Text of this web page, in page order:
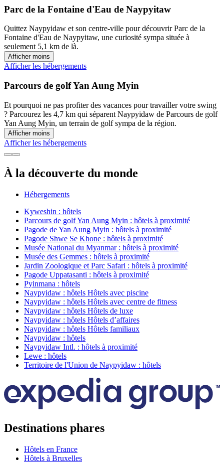
Parc de la Fontaine d'Eau de Naypyitaw
Quittez Naypyidaw et son centre-ville pour découvrir Parc de la
Fontaine d'Eau de Naypyitaw, une curiosité sympa située à
seulement 5,1 km de là.
Afficher moins
Afficher les hébergements
Parcours de golf Yan Aung Myin
Et pourquoi ne pas profiter des vacances pour travailler votre swing
? Parcourez les 4,7 km qui séparent Naypyidaw de Parcours de golf
Yan Aung Myin, un terrain de golf sympa de la région.
Afficher moins
Afficher les hébergements
À la découverte du monde
Hébergements
Kyweshin : hôtels
Parcours de golf Yan Aung Myin : hôtels à proximité
Pagode de Yan Aung Myin : hôtels à proximité
Pagode Shwe Se Khone : hôtels à proximité
Musée National du Myanmar : hôtels à proximité
Musée des Gemmes : hôtels à proximité
Jardin Zoologique et Parc Safari : hôtels à proximité
Pagode Uppatasanti : hôtels à proximité
Pyinmana : hôtels
Naypyidaw : hôtels Hôtels avec piscine
Naypyidaw : hôtels Hôtels avec centre de fitness
Naypyidaw : hôtels Hôtels de luxe
Naypyidaw : hôtels Hôtels d’affaires
Naypyidaw : hôtels Hôtels familiaux
Naypyidaw : hôtels
Naypyidaw Intl. : hôtels à proximité
Lewe : hôtels
Territoire de l'Union de Naypyidaw : hôtels
Destinations phares
Hôtels en France
Hôtels à Bruxelles